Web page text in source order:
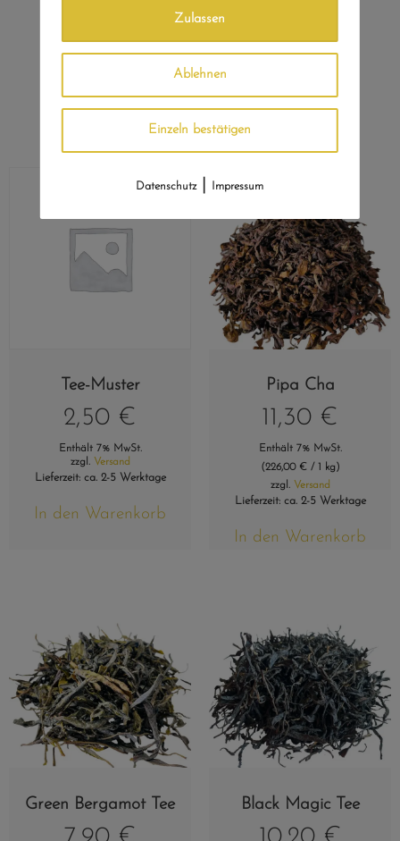
Vielleicht auch noch
Tee-Muster
2,50 €
Enthält 7% MwSt.
zzgl. Versand
Lieferzeit: ca. 2-5 Werktage
In den Warenkorb
Pipa Cha
11,30 €
Enthält 7% MwSt.
(226,00 € / 1 kg)
zzgl. Versand
Lieferzeit: ca. 2-5 Werktage
In den Warenkorb
Green Bergamot Tee Black Magic Tee
Zulassen
Ablehnen
Einzeln bestätigen
Datenschutz| Impressum